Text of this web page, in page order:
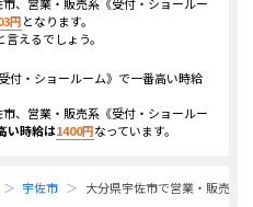
円となります。
えるでしょう。
付・ショールーム》 で一番高い時給
市、営業・販売系《受付・ショールー
い時給は1400円なっています。
宇佐市 大分県宇佐市で営業・販売系